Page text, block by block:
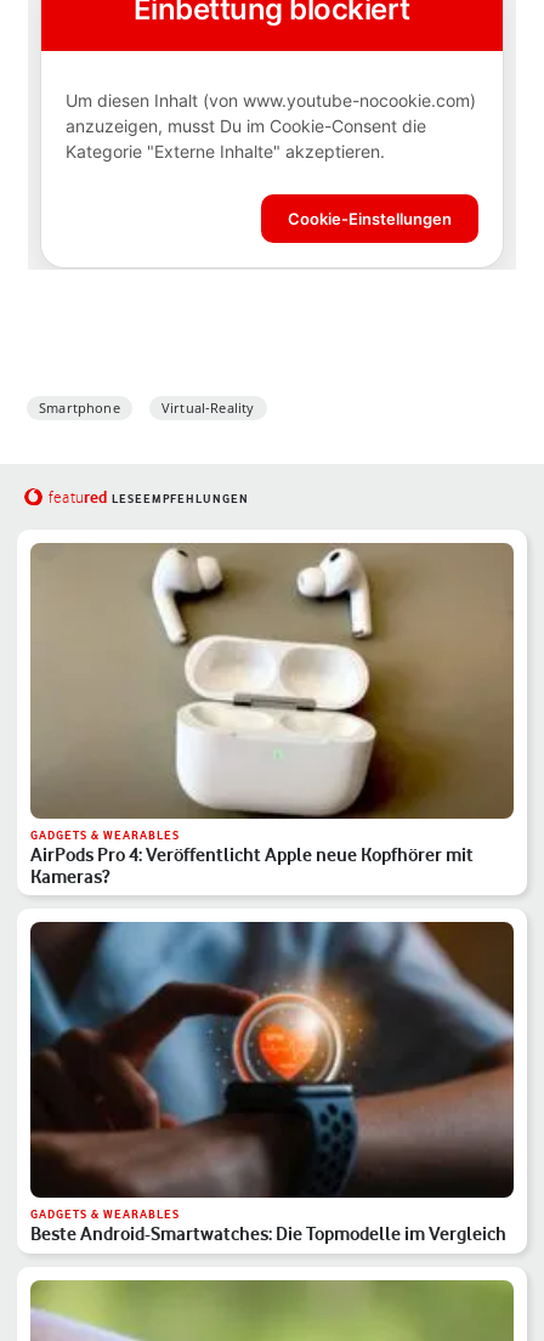
Smartphone Virtual-Reality
featured LESEEMPFEHLUNGEN
GADGETS & WEARABLES
AirPods Pro 4: Veröffentlicht Apple neue Kopfhörer mit
Kameras?
GADGETS & WEARABLES
Beste Android-Smartwatches: Die Topmodelle im Vergleich